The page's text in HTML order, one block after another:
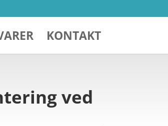
KONTAKT
ved